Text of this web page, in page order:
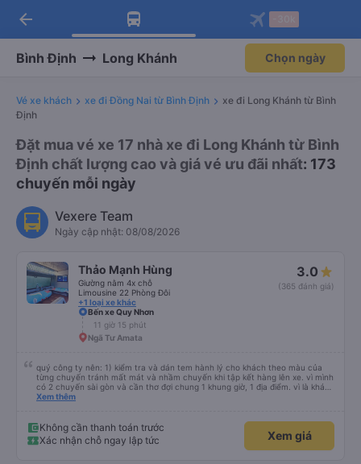
Tải app Vexere ngay!
Nhận ưu đãi thành viên độc
Mở app
Tải app Vexere
-30k/ghế khi đặt vé máy bay qua
Mở app
arrow_back
Bình Định Long Khánh Chọn ngày
Vé xe khách xe đi Đồng Nai từ Bình Định
xe đi Long Khánh từ Bình
Định
Đặt mua vé xe 17 nhà xe đi Long Khánh từ Bình
Định chất lượng cao và giá vé ưu đãi nhất: 173
chuyến mỗi ngày
Vexere Team
Ngày cập nhật: 08/08/2026
Thảo Mạnh Hùng
Giường nằm 4x chỗ
Limousine 22 Phòng Đôi
+1 loại xe khác
3.0
(365 đánh giá)
Bến xe Quy Nhơn
11 giờ 15 phút
Ngã Tư Amata
quý công ty nên: 1) kiểm tra và dán tem hành lý cho khách theo màu của
từng chuyến tránh mất mát và nhầm chuyến khi tập kết hàng lên xe. vì mình
có 2 chuyến sài gòn và cần thơ đợi chung 1 khung giờ, 1 địa điểm. vì là khách
thân thiết của quý công ty nên rất hài lòng và tin tưởng. tuy nhiên rất mong
thì chắc chắn quy công ty là nhà xe được yêu thích và lựa chọn số 1 quy
nhơn. rất cảm ơn quý anh chị em cty cũng như chị Thảo đã lắng nghe và
tiếp nhận. " khách hàng thân thiết nhiều năm của nhà xe từ thời sinh viên"
Xem thêm
Không cần thanh toán trước
Xác nhận chỗ ngay lập tức
Xem giá